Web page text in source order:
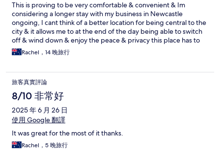
This is proving to be very comfortable & convenient & Im
considering a longer stay with my business in Newcastle
ongoing, I cant think of a better location for being central to the
city & it allows me to at the end of the day being able to switch
off & wind down & enjoy the peace & privacy this place has to
offer.Rachel，14 晚旅行
旅客真實評論
8/10 非常好
2025 年 6 月 26 日
使用 Google 翻譯
It was great for the most of it thanks.
Rachel，5 晚旅行